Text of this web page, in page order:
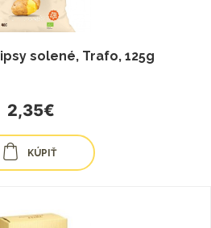
solené, Trafo, 125g
2,35€
KÚPIŤ